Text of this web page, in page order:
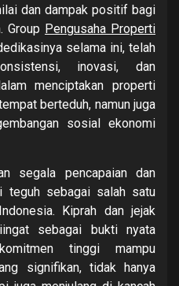
dan dampak positif bagi
Group Pengusaha Properti
selama ini, telah
inovasi, dan
menciptakan properti
berteduh, namun juga
sosial ekonomi
segala pencapaian dan
teguh sebagai salah satu
Kiprah dan jejak
sebagai bukti nyata
tinggi mampu
signifikan, tidak hanya